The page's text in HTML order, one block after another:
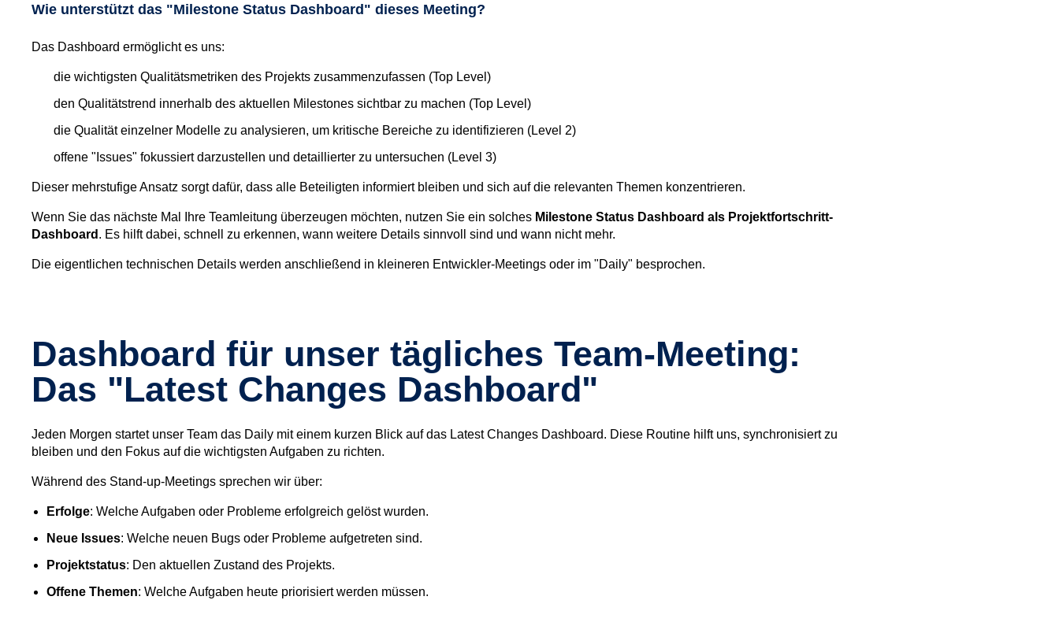
Wie unterstützt das "Milestone Status Dashboard" dieses Meeting?
Das Dashboard ermöglicht es uns:
die wichtigsten Qualitätsmetriken des Projekts zusammenzufassen (Top Level)
den Qualitätstrend innerhalb des aktuellen Milestones sichtbar zu machen (Top Level)
die Qualität einzelner Modelle zu analysieren, um kritische Bereiche zu identifizieren (Level 2)
offene "Issues" fokussiert darzustellen und detaillierter zu untersuchen (Level 3)
Dieser mehrstufige Ansatz sorgt dafür, dass alle Beteiligten informiert bleiben und sich auf die relevanten Themen konzentrieren.
Wenn Sie das nächste Mal Ihre Teamleitung überzeugen möchten, nutzen Sie ein solches Milestone Status Dashboard als Projektfortschritt-
Dashboard . Es hilft dabei, schnell zu erkennen, wann weitere Details sinnvoll sind und wann nicht mehr.
Die eigentlichen technischen Details werden anschließend in kleineren Entwickler-Meetings oder im "Daily" besprochen.
Dashboard für unser tägliches Team-Meeting:
Das "Latest Changes Dashboard"
Jeden Morgen startet unser Team das Daily mit einem kurzen Blick auf das Latest Changes Dashboard. Diese Routine hilft uns, synchronisiert zu
bleiben und den Fokus auf die wichtigsten Aufgaben zu richten.
Während des Stand-up-Meetings sprechen wir über:
Erfolge: Welche Aufgaben oder Probleme erfolgreich gelöst wurden.
Neue Issues: Welche neuen Bugs oder Probleme aufgetreten sind.
Projektstatus: Den aktuellen Zustand des Projekts.
Offene Themen: Welche Aufgaben heute priorisiert werden müssen.